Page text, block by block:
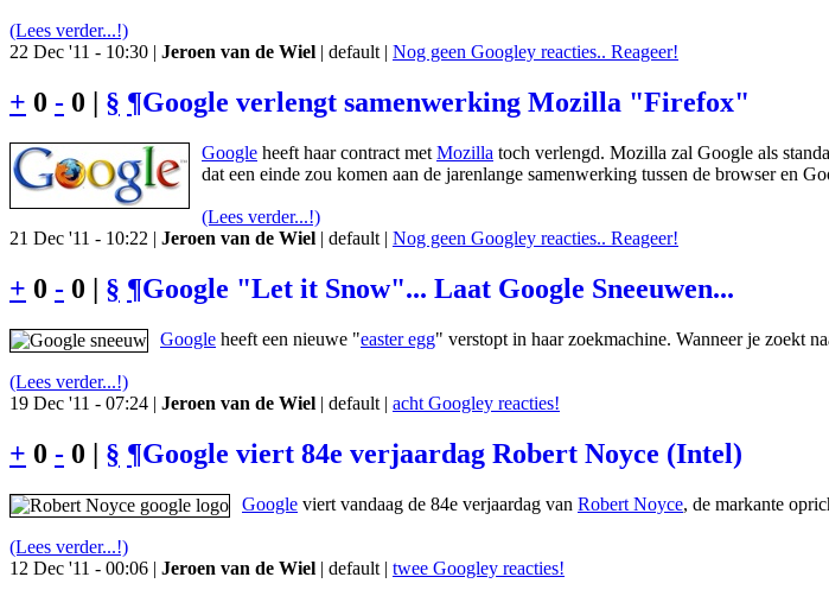
(Lees verder...!)
22 Dec '11 - 10:30 | Jeroen van de Wiel | default | Nog geen Googley reacties.. Reageer!
+ 0 - 0 | § ¶Google verlengt samenwerking Mozilla "Firefox"
Google heeft haar contract met Mozilla toch verlengd. Mozilla zal Google als
dat een einde zou komen aan de jarenlange samenwerking tussen de browser en
(Lees verder...!)
21 Dec '11 - 10:22 | Jeroen van de Wiel | default | Nog geen Googley reacties.. Reageer!
+ 0 - 0 | § ¶Google "Let it Snow"... Laat Google Sneeuwen...
Google heeft een nieuwe "easter egg" verstopt in haar zoekmachine. Wanneer je zoekt
(Lees verder...!)
19 Dec '11 - 07:24 | Jeroen van de Wiel | default | acht Googley reacties!
+ 0 - 0 | § ¶Google viert 84e verjaardag Robert Noyce (Intel)
Google viert vandaag de 84e verjaardag van Robert Noyce, de markante
(Lees verder...!)
12 Dec '11 - 00:06 | Jeroen van de Wiel | default | twee Googley reacties!